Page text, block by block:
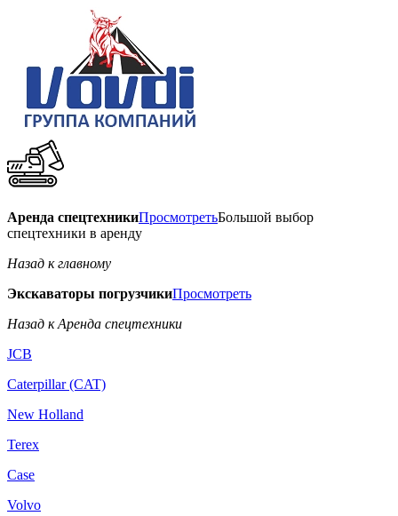
Аренда спецтехникиПросмотретьБольшой выбор
спецтехники в аренду
Назад к главному
Экскаваторы погрузчикиПросмотреть
Назад к Аренда спецтехники
JCB
Caterpillar (CAT)
New Holland
Terex
Case
Volvo